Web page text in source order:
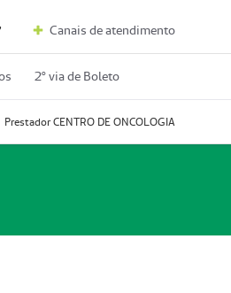
Canais de atendimento
2º via de Boleto
Prestador CENTRO DE ONCOLOGIA